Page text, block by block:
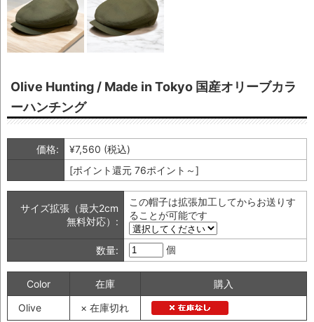
Olive Hunting / Made in Tokyo 国産オリーブカラ
ーハンチング
価格: ¥7,560 (税込)
[ポイント還元 76ポイント～]
サイズ拡張（最大2cm
無料対応）:
この帽子は拡張加工してからお送りす
ることが可能です
数量: 個
Color 在庫
購入
Olive
× 在庫切れ